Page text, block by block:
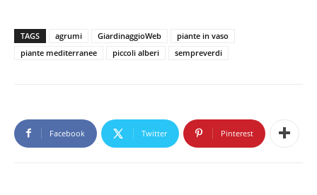
TAGS agrumi GiardinaggioWeb
piante in vaso
piante mediterranee
piccoli alberi sempreverdi
Facebook Twitter Pinterest